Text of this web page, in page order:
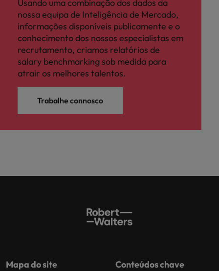
Usando uma combinação dos dados da
nossa equipa de Inteligência de Mercado,
informações disponíveis publicamente e o
conhecimento dos nossos especialistas em
recrutamento, criamos relatórios de
salary benchmarking sob medida para
atrair os melhores talentos.
Trabalhe connosco
Mapa do site Conteúdos chave